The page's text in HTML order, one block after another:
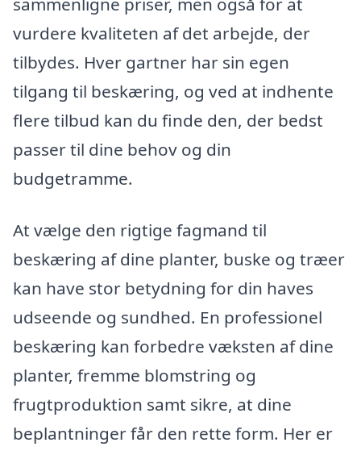
vurdere kvaliteten af det arbejde, der
tilbydes. Hver gartner har sin egen
tilgang til beskæring, og ved at indhente
flere tilbud kan du finde den, der bedst
passer til dine behov og din
budgetramme.
At vælge den rigtige fagmand til
beskæring af dine planter, buske og træer
kan have stor betydning for din haves
udseende og sundhed. En professionel
beskæring kan forbedre væksten af dine
planter, fremme blomstring og
frugtproduktion samt sikre, at dine
beplantninger får den rette form. Her er